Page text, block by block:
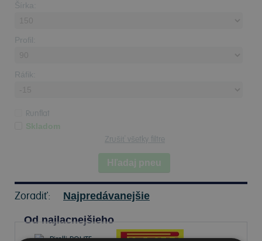
Šírka:
Profil:
Ráfik:
Runflat
Skladom
Zrušiť všetky filtre
Hľadaj pneu
Zoradiť: Najpredávanejšie
Od najlacnejšieho